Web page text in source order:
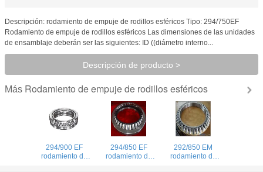
Descripción: rodamiento de empuje de rodillos esféricos Tipo: 294/750EF
Rodamiento de empuje de rodillos esféricos Las dimensiones de las unidades
de ensamblaje deberán ser las siguientes: ID ((diámetro interno...
Descripción de producto >
Más Rodamiento de empuje de rodillos esféricos
294/900 EF
rodamiento de
294/850 EF
rodamiento de
292/850 EM
rodamiento de